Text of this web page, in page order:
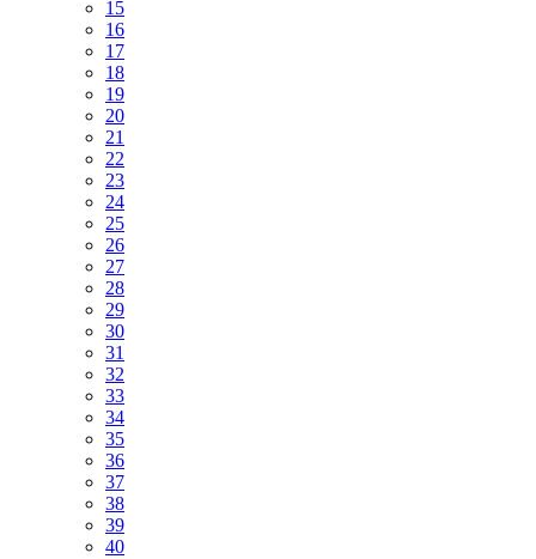
15
16
17
18
19
20
21
22
23
24
25
26
27
28
29
30
31
32
33
34
35
36
37
38
39
40